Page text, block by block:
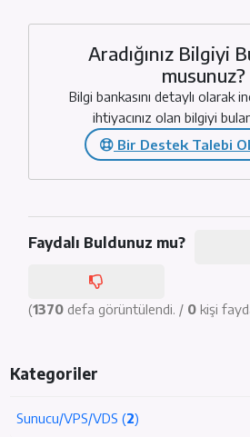
Aradığınız Bilgiyi
musunuz?
Bilgi bankasını detaylı olarak
ihtiyacınız olan bilgiyi
Bir Destek Talebi
Faydalı Buldunuz mu?
(1370 defa görüntülendi. / 0 kişi
Kategoriler
Sunucu/VPS/VDS (2)